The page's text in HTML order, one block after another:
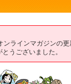
ンラインマガジンの
うございました。